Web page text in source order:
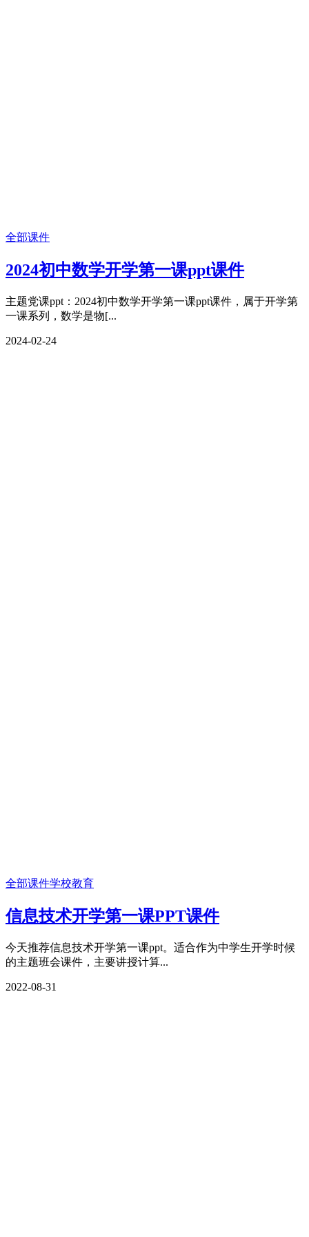
全部课件
2024初中数学开学第一课ppt课件
主题党课ppt：2024初中数学开学第一课ppt课件，属于开学第
一课系列，数学是物[...
2024-02-24
全部课件学校教育
信息技术开学第一课PPT课件
今天推荐信息技术开学第一课ppt。适合作为中学生开学时候
的主题班会课件，主要讲授计算...
2022-08-31